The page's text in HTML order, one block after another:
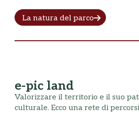
La natura del parco
e-pic land
Valorizzare il territorio e il suo
culturale. Ecco una rete di